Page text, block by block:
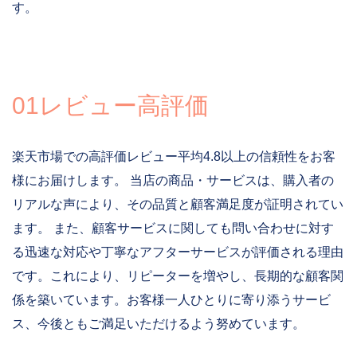
す。
01レビュー高評価
楽天市場での高評価レビュー平均4.8以上の信頼性をお客
様にお届けします。 当店の商品・サービスは、購入者の
リアルな声により、その品質と顧客満足度が証明されてい
ます。 また、顧客サービスに関しても問い合わせに対す
る迅速な対応や丁寧なアフターサービスが評価される理由
です。これにより、リピーターを増やし、長期的な顧客関
係を築いています。お客様一人ひとりに寄り添うサービ
ス、今後ともご満足いただけるよう努めています。